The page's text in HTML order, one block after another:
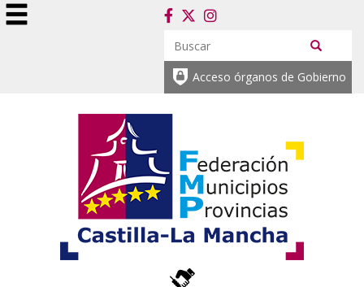
Acceso órganos de Gobierno